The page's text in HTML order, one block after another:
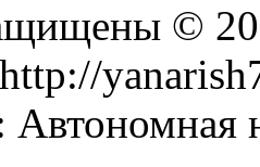
©
Автономная